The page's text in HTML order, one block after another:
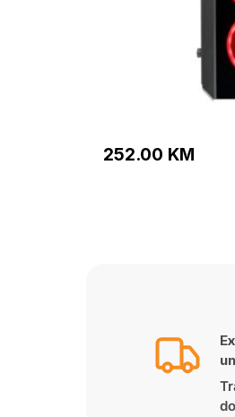
252.00 KM